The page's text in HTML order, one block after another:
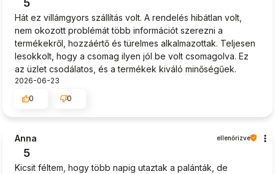
5
Hát ez villámgyors szállítás volt. A rendelés hibátlan volt,
nem okozott problémát több információt szerezni a
termékekről, hozzáértő és türelmes alkalmazottak. Teljesen
lesokkolt, hogy a csomag ilyen jól be volt csomagolva. Ez
az üzlet csodálatos, és a termékek kiváló minőségűek.
2026-06-23
0
0
Anna ellenőrizve
5
Kicsit féltem, hogy több napig utaztak a palánták, de